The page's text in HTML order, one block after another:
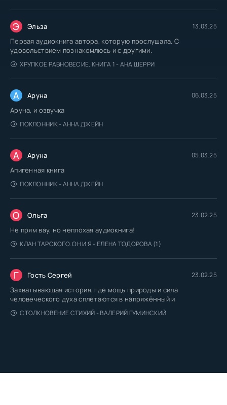
Э Эльза 13.03.25
Первая аудиокнига автора, которую прослушала. С
удовольствием познакомлюсь и с другими.
ХРУПКОЕ РАВНОВЕСИЕ. КНИГА 1 - АНА ШЕРРИ
А Аруна 06.03.25
Аруна, и озвучка
ПОКЛОННИК - АННА ДЖЕЙН
А Аруна 05.03.25
Апигенная книга
ПОКЛОННИК - АННА ДЖЕЙН
О Ольга 23.02.25
Не прям вау, но неплохая аудиокнига!
КЛАН ТАРСКОГО. ОН И Я - ЕЛЕНА ТОДОРОВА (1)
Г Гость Сергей 23.02.25
Захватывающая история, где мощь природы и сила
человеческого духа сплетаются в напряжённый и
СТОЛКНОВЕНИЕ СТИХИЙ - ВАЛЕРИЙ ГУМИНСКИЙ